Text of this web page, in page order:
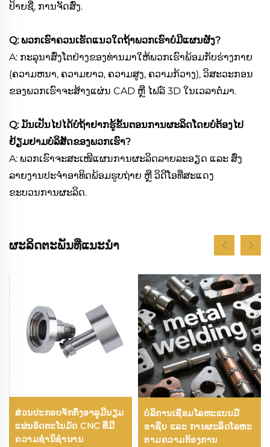
ປ້າຍຊື່, ການຈັດສົ່ງ.
Q: ພວກເຮົາຄວນເຮັດແນວໃດຖ້າພວກເຮົາບໍ່ມີແຜນຜັງ?
A: ກະລຸນາສົ່ງໂຕຢ່າງຂອງທ່ານມາໃຫ້ພວກເຮົາພ້ອມກັບຮ່າງກາຍ
(ຄວາມຫນາ, ຄວາມຍາວ, ຄວາມສູງ, ຄວາມກ້ວາງ), ວິສະວະກອນ
ຂອງພວກເຮົາຈະສ້າງແຜ່ນ CAD ຫຼື ໄຟລ໌ 3D ໃນເວລາຕໍ່ມາ.
Q: ມັນເປັນໄປໄດ້ບໍຖ້າຢາກຮູ້ຂັ້ນຕອນການຜະລິດໂດຍບໍ່ຕ້ອງໄປ
ຢ້ຽມຢາມບໍລິສັດຂອງພວກເຮົາ?
A: ພວກເຮົາຈະສະເໜີແຜນການຜະລິດລາຍລະອຽດ ແລະ ສົ່ງ
ລາຍງານປະຈຳອາທິດພ້ອມຮູບຖ່າຍ ຫຼື ວິດີໂອທີ່ສະແດງ
ຂະບວນການຜະລິດ.
ຜະລິດຕະພັນທີ່ແນະນຳ
ສ່ວນປະກອບຈັກກຶງອາລູມີນຽມ
ແຜ່ນອັດຕະໂນມັດ CNC ທີ່ມີ
ຄວາມຊຳນິຊຳນານ
ບໍລິການເຊື່ອມໂລຫະແບບມື
ອາຊີບ ແລະ ການຜະລິດໂລຫະ
ຕາມຄວາມຕ້ອງການ